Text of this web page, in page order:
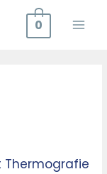
0
Thermografie